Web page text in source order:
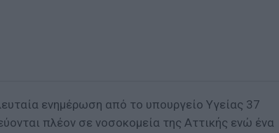
ενημέρωση από το υπουργείο Υγείας 37
πλέον σε νοσοκομεία της Αττικής ενώ ένα